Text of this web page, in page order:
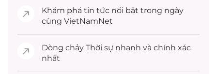
Khám phá tin tức nổi bật trong ngày
cùng VietNamNet
Dòng chảy Thời sự nhanh và chính xác
nhất